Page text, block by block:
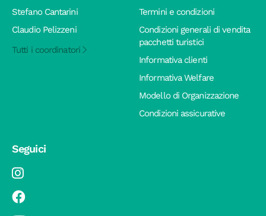
Stefano Cantarini
Claudio Pelizzeni
Tutti i coordinatori
Termini e condizioni
Condizioni generali di vendita
pacchetti turistici
Informativa clienti
Informativa Welfare
Modello di Organizzazione
Condizioni assicurative
Seguici